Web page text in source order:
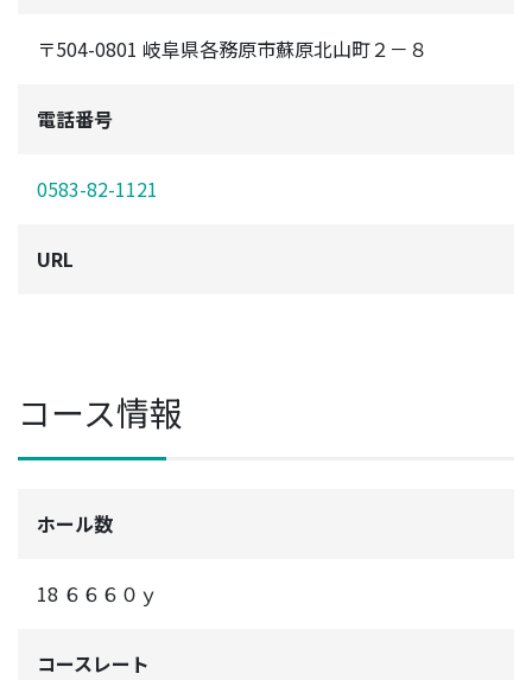
〒504-0801 岐阜県各務原市蘇原北山町２－８
電話番号
0583-82-1121
URL
コース情報
ホール数
18 ６６６０ｙ
コースレート